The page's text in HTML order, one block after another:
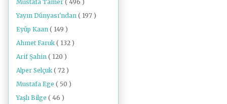
Mustafa Tamer ( 496 )
Yayın Dünyası'ndan ( 197 )
Eyüp Kaan ( 149 )
Ahmet Faruk ( 132 )
Arif Şahin ( 120 )
Alper Selçuk ( 72 )
Mustafa Ege ( 50 )
Yaşlı Bilge ( 46 )